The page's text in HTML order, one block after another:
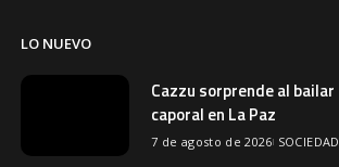
LO NUEVO
Cazzu sorprende al bailar
caporal en La Paz
7 de agosto de 2026 SOCIEDAD